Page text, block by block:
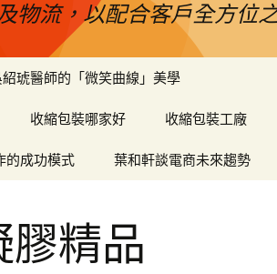
物流，以配合客戶全方位
琥醫師的「微笑曲線」美學
收縮包裝哪家好 收縮包裝工廠
的成功模式 葉和軒談電商未來趨勢
膠精品